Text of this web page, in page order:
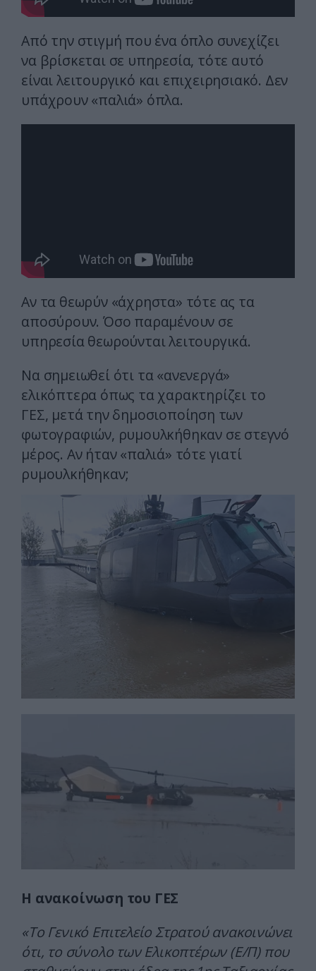
Από την στιγμή που ένα όπλο συνεχίζει
να βρίσκεται σε υπηρεσία, τότε αυτό
είναι λειτουργικό και επιχειρησιακό. Δεν
υπάχρουν «παλιά» όπλα.
Αν τα θεωρύν «άχρηστα» τότε ας τα
αποσύρουν. Όσο παραμένουν σε
υπηρεσία θεωρούνται λειτουργικά.
Να σημειωθεί ότι τα «ανενεργά»
ελικόπτερα όπως τα χαρακτηρίζει το
ΓΕΣ, μετά την δημοσιοποίηση των
φωτογραφιών, ρυμουλκήθηκαν σε στεγνό
μέρος. Αν ήταν «παλιά» τότε γιατί
ρυμουλκήθηκαν;
Η ανακοίνωση του ΓΕΣ
«Το Γενικό Επιτελείο Στρατού ανακοινώνει
ότι, το σύνολο των Ελικοπτέρων (Ε/Π) που